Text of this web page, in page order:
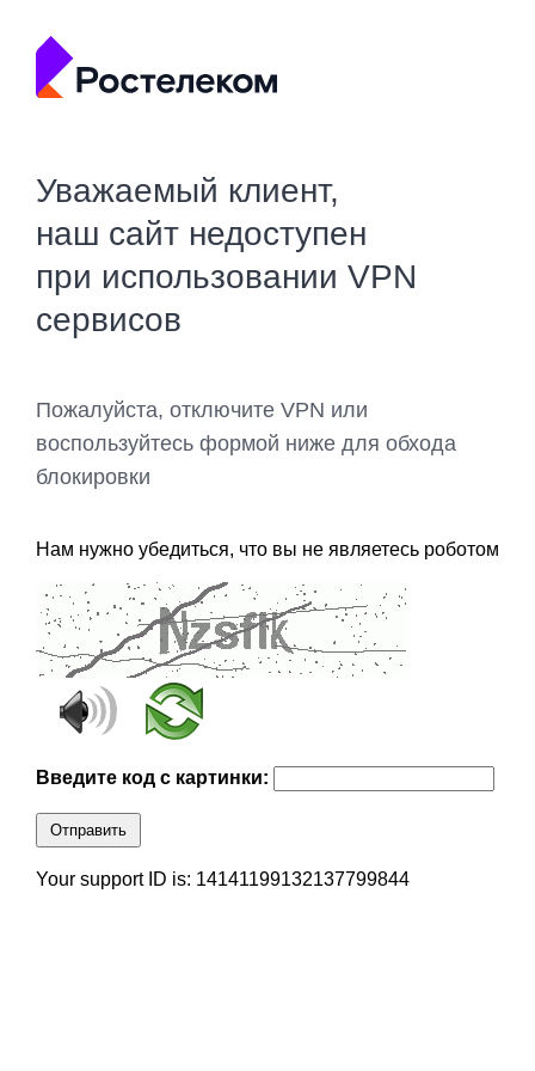
Уважаемый клиент,
наш сайт недоступен
при использовании VPN
сервисов
Пожалуйста, отключите VPN или
воспользуйтесь формой ниже для обхода
блокировки
Нам нужно убедиться, что вы не являетесь роботом
Введите код с картинки:
Отправить
Your support ID is: 14141199132137799844